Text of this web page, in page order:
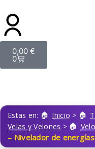
0,00 €
0
Estas en: Inicio >
Velas y Velones >
– Nivelador de